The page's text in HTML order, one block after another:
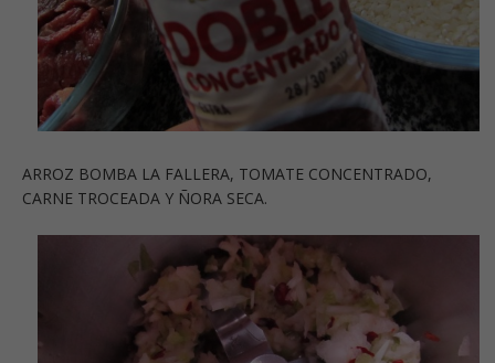
ARROZ BOMBA LA FALLERA, TOMATE CONCENTRADO,
CARNE TROCEADA Y ÑORA SECA.